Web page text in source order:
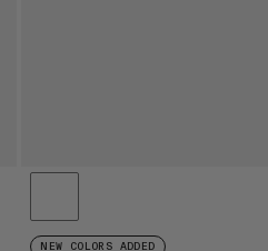
NEW COLORS ADDED